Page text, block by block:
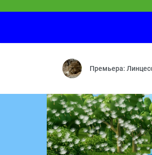
Маша и
Осторожно,
Премьера: